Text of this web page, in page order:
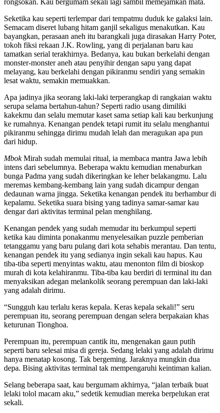
Seketika kau seperti terlempar dari tempatmu duduk ke galaksi lain.
Semacam diseret lubang hitam ganjil sekaligus menakutkan. Kau
bayangkan, perasaan aneh itu barangkali juga dirasakan Harry Poter,
tokoh fiksi rekaan J.K. Rowling, yang di perjalanan baru kau
tamatkan serial terakhirnya. Bedanya, kau bukan berkelahi dengan
monster-monster aneh atau penyihir dengan sapu yang dapat
melayang, kau berkelahi dengan pikiranmu sendiri yang semakin
lesat waktu, semakin memuakkan.
Apa jadinya jika seorang laki-laki terperangkap di rangkaian waktu
serupa selama bertahun-tahun? Seperti radio usang dimiliki
kakekmu dan selalu memutar kaset sama setiap kali kau berkunjung
ke rumahnya. Kenangan pendek tetapi rumit itu selalu menghantui
pikiranmu sehingga dirimu mudah lelah dan meragukan apa pun
dari hidup.
MbokMirah sudah memulai ritual, ia membaca mantra Jawa lebih
intens dari sebelumnya. Beberapa waktu kemudian menaburkan
bunga Padma yang sudah dikeringkan ke leher belakangmu. Lalu
meremas kembang-kembang lain yang sudah dicampur dengan
dedaunan warna jingga. Seketika kenangan pendek itu berhambur di
kepalamu. Seketika suara bising yang tadinya samar-samar kau
dengar dari aktivitas terminal pelan menghilang.
Kenangan pendek yang sudah memudar itu berkumpul seperti
ketika kau diminta ponakanmu menyelesaikan puzzle pemberian
tetanggamu yang baru pulang dari kota sehabis merantau. Dan tentu,
kenangan pendek itu yang sedianya ingin sekali kau hapus. Kau
tiba-tiba seperti menyintas waktu, atau menonton film di bioskop
murah di kota kelahiranmu. Tiba-tiba kau berdiri di terminal itu dan
menyaksikan adegan melankolik seorang perempuan dan laki-laki
yang adalah dirimu.
“Sungguh kau terlalu keras kepala. Keras kepala sekali!” seru
perempuan itu, seorang perempuan dengan selera berpakaian khas
keturunan Tionghoa.
Perempuan itu, perempuan cantik itu, mengenakan gaun putih
seperti baru selesai misa di gereja. Sedang lelaki yang adalah dirimu
hanya menatap kosong. Tak bergeming. Jaraknya mungkin dua
depa. Bising aktivitas terminal tak mempengaruhi keintiman kalian.
Selang beberapa saat, kau bergumam akhirnya, “jalan terbaik buat
lelaki tolol macam aku,” sedetik kemudian mereka berpelukan erat
sekali.